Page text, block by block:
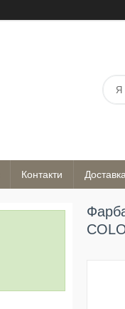
Контакти